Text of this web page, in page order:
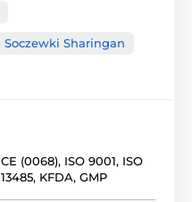
Soczewki Sharingan
CE (0068), ISO 9001, ISO
13485, KFDA, GMP